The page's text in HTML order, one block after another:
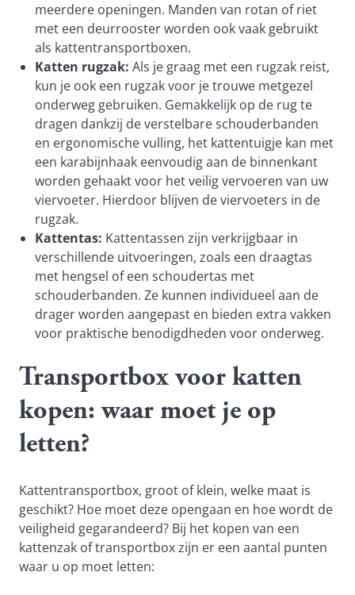
meerdere openingen. Manden van rotan of riet
met een deurrooster worden ook vaak gebruikt
als kattentransportboxen.
Katten rugzak: Als je graag met een rugzak reist,
kun je ook een rugzak voor je trouwe metgezel
onderweg gebruiken. Gemakkelijk op de rug te
dragen dankzij de verstelbare schouderbanden
en ergonomische vulling, het kattentuigje kan met
een karabijnhaak eenvoudig aan de binnenkant
worden gehaakt voor het veilig vervoeren van uw
viervoeter. Hierdoor blijven de viervoeters in de
rugzak.
Kattentas: Kattentassen zijn verkrijgbaar in
verschillende uitvoeringen, zoals een draagtas
met hengsel of een schoudertas met
schouderbanden. Ze kunnen individueel aan de
drager worden aangepast en bieden extra vakken
voor praktische benodigdheden voor onderweg.
Transportbox voor katten
kopen: waar moet je op
letten?
Kattentransportbox, groot of klein, welke maat is
geschikt? Hoe moet deze opengaan en hoe wordt de
veiligheid gegarandeerd? Bij het kopen van een
kattenzak of transportbox zijn er een aantal punten
waar u op moet letten: